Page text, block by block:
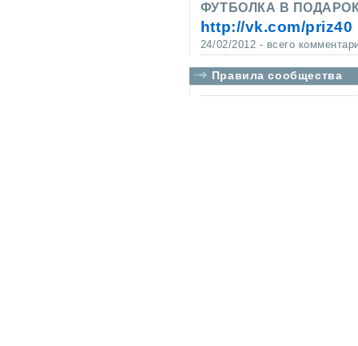
ФУТБОЛКА В
http://vk.com/priz40
24/02/2012 - всего
Правила сообщества